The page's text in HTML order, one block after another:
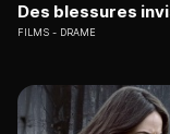
Des blessures
FILMS DRAME